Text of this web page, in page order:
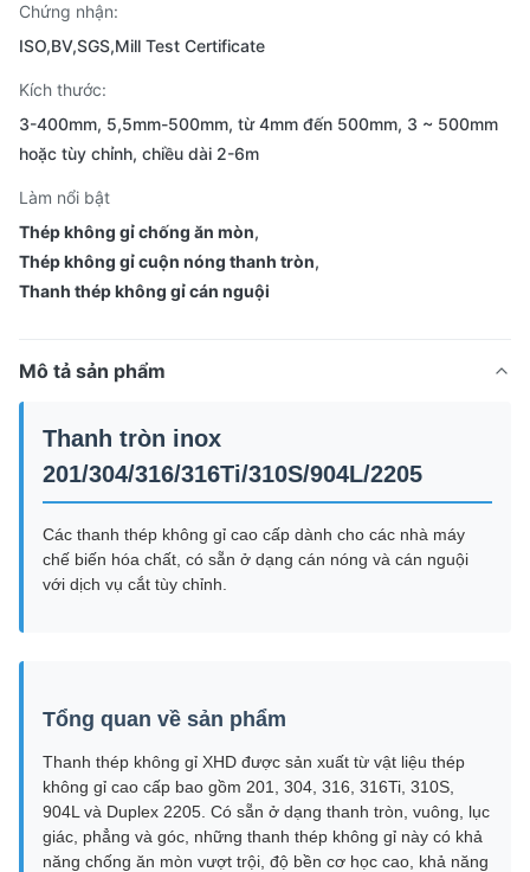
Chứng nhận:
ISO,BV,SGS,Mill Test Certificate
Kích thước:
3-400mm, 5,5mm-500mm, từ 4mm đến 500mm, 3 ~ 500mm
hoặc tùy chỉnh, chiều dài 2-6m
Làm nổi bật
Thép không gỉ chống ăn mòn,
Thép không gỉ cuộn nóng thanh tròn,
Thanh thép không gỉ cán nguội
Mô tả sản phẩm
Thanh tròn inox
201/304/316/316Ti/310S/904L/2205
Các thanh thép không gỉ cao cấp dành cho các nhà máy
chế biến hóa chất, có sẵn ở dạng cán nóng và cán nguội
với dịch vụ cắt tùy chỉnh.
Tổng quan về sản phẩm
Thanh thép không gỉ XHD được sản xuất từ ​​vật liệu thép
không gỉ cao cấp bao gồm 201, 304, 316, 316Ti, 310S,
904L và Duplex 2205. Có sẵn ở dạng thanh tròn, vuông, lục
giác, phẳng và góc, những thanh thép không gỉ này có khả
năng chống ăn mòn vượt trội, độ bền cơ học cao, khả năng